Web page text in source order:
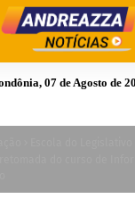
07 de Agosto de